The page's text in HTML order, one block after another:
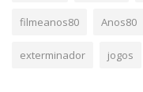
filmeanos80 Anos80
exterminador jogos